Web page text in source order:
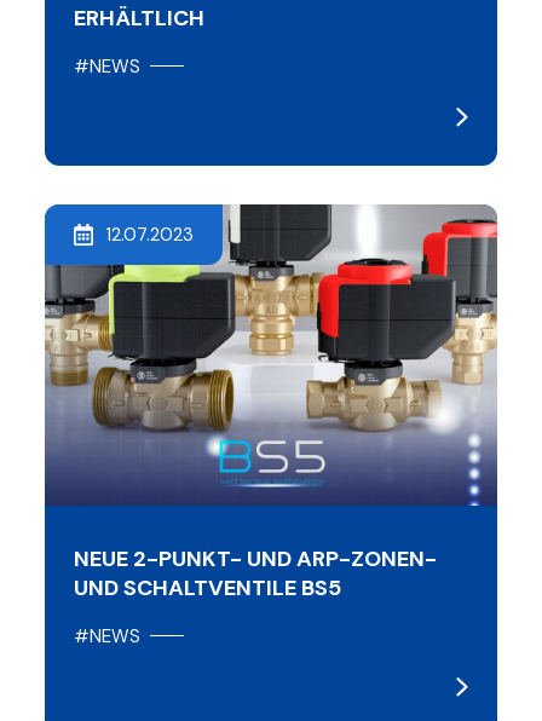
ERHÄLTLICH
#NEWS
12.07.2023
NEUE 2-PUNKT- UND ARP-ZONEN-
UND SCHALTVENTILE BS5
#NEWS